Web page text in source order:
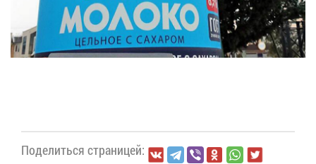
По­де­лить­ся стра­ни­цей: